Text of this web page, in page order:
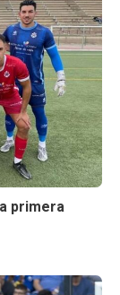
primera